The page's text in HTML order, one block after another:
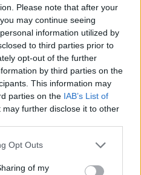
Please note that after your
may continue seeing
information utilized by
to third parties prior to
opt-out of the further
by third parties on the
This information may
parties on the IAB’s List of
may further disclose it to other
uses one or more Google
behaviour. You may click to
Opt Outs
of my
του 19χρονου που το
και που κανείς δεν
του να τον μεγαλώσει,
την αυλή του....
χαρακτήρων!